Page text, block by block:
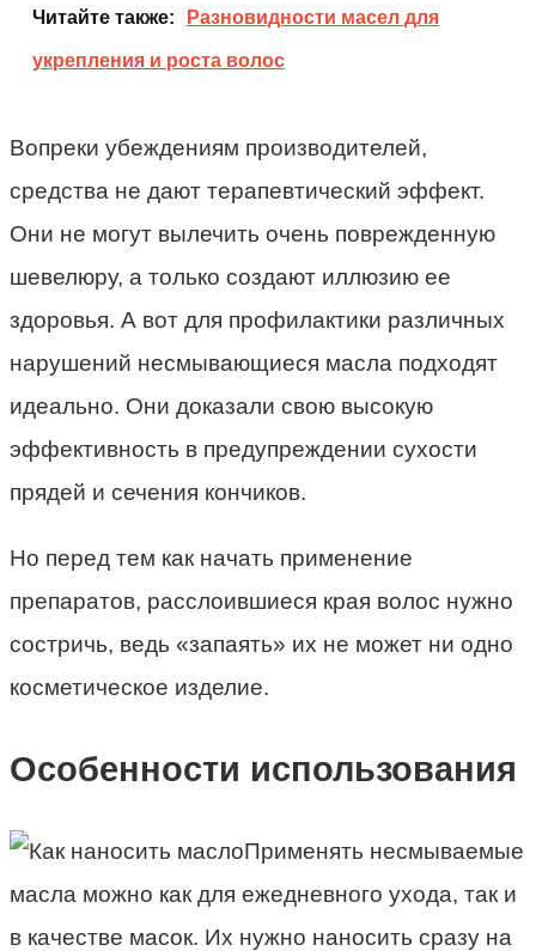
Читайте также: Разновидности масел для
укрепления и роста волос
Вопреки убеждениям производителей,
средства не дают терапевтический эффект.
Они не могут вылечить очень поврежденную
шевелюру, а только создают иллюзию ее
здоровья. А вот для профилактики различных
нарушений несмывающиеся масла подходят
идеально. Они доказали свою высокую
эффективность в предупреждении сухости
прядей и сечения кончиков.
Но перед тем как начать применение
препаратов, расслоившиеся края волос нужно
состричь, ведь «запаять» их не может ни одно
косметическое изделие.
Особенности использования
Применять несмываемые
масла можно как для ежедневного ухода, так и
в качестве масок. Их нужно наносить сразу на